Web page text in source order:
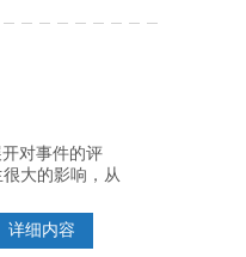
对事件的评
大的影响，从
详细内容